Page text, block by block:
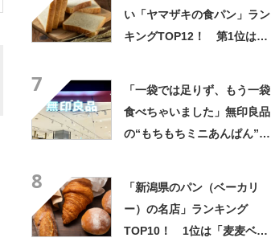
い「ヤマザキの食パン」ラン
キングTOP12！ 第1位は
7
「一袋では足りず、もう一袋
食べちゃいました」無印良品
の“もちもちミニあんぱん”が
8
「新潟県のパン（ベーカリ
ー）の名店」ランキング
TOP10！ 1位は「麦麦ベイ